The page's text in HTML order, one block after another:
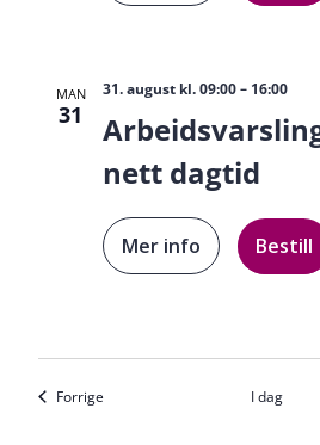
MAN
31
nett dagtid
31. august kl. 09:00– 16:00
Mer info Bestill
Forrige I dag